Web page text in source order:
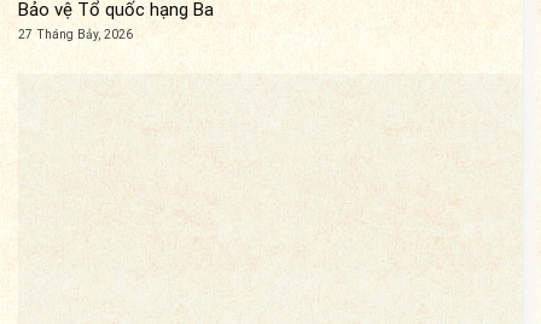
Bảo vệ Tổ quốc hạng Ba
27 Tháng Bảy, 2026